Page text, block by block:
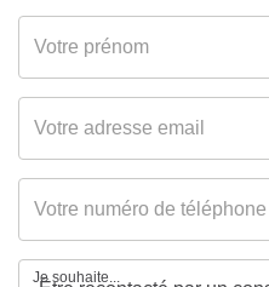
Je souhaite...